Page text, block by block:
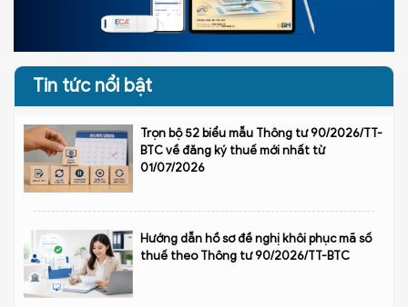
Tin tức nổi bật
Trọn bộ 52 biểu mẫu Thông tư 90/2026/TT-
BTC về đăng ký thuế mới nhất từ
01/07/2026
Hướng dẫn hồ sơ đề nghị khôi phục mã số
thuế theo Thông tư 90/2026/TT-BTC